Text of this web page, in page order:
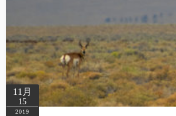
11月
15
2019